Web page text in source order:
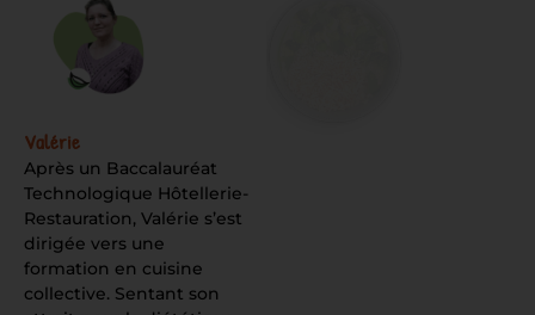
Valérie
Après un Baccalauréat
Technologique Hôtellerie-
Restauration, Valérie s’est
dirigée vers une
formation en cuisine
collective. Sentant son